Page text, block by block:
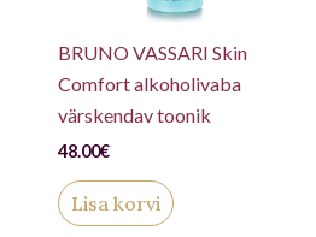
BRUNO VASSARI Skin
Comfort alkoholivaba
värskendav toonik
48.00€
Lisa korvi